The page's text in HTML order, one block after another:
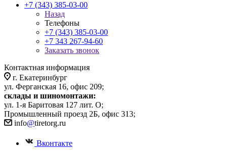
+7 (343) 385-03-00
Назад
Телефоны
+7 (343) 385-03-00
+7 343 267-94-60
Заказать звонок
Контактная информация
г. Екатеринбург
ул. Ферганская 16, офис 209;
склады и шиномонтажи:
ул. 1-я Баритовая 127 лит. О;
Промышленный проезд 2Б, офис 313;
info@tiretorg.ru
Вконтакте